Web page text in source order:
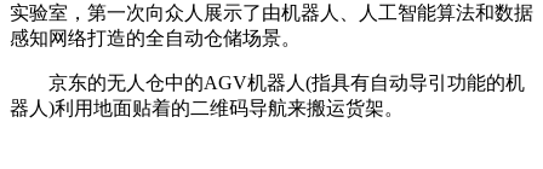
实验室，第一次向众人展示了由机器人、人工智能算法和数据
感知网络打造的全自动仓储场景。
京东的无人仓中的AGV机器人(指具有自动导引功能的机
器人)利用地面贴着的二维码导航来搬运货架。